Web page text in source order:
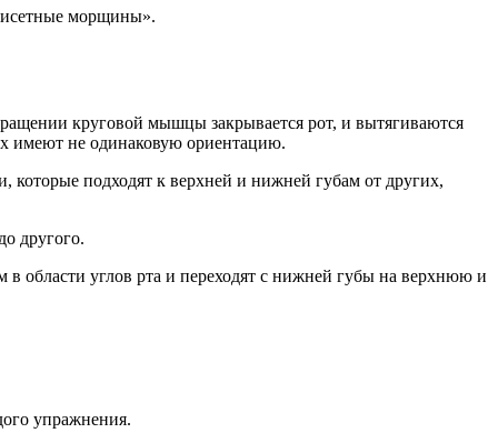
морщины».
круговой мышцы закрывается рот, и вытягиваются
имеют не одинаковую ориентацию.
подходят к верхней и нижней губам от других,
другого.
в области углов рта и переходят с нижней губы на верхнюю и
упражнения.